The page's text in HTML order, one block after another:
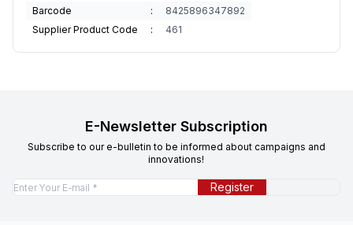
Barcode
:
8425896347892
Supplier Product Code
: 461
E-Newsletter Subscription
Subscribe to our e-bulletin to be informed about campaigns and
innovations!
Register